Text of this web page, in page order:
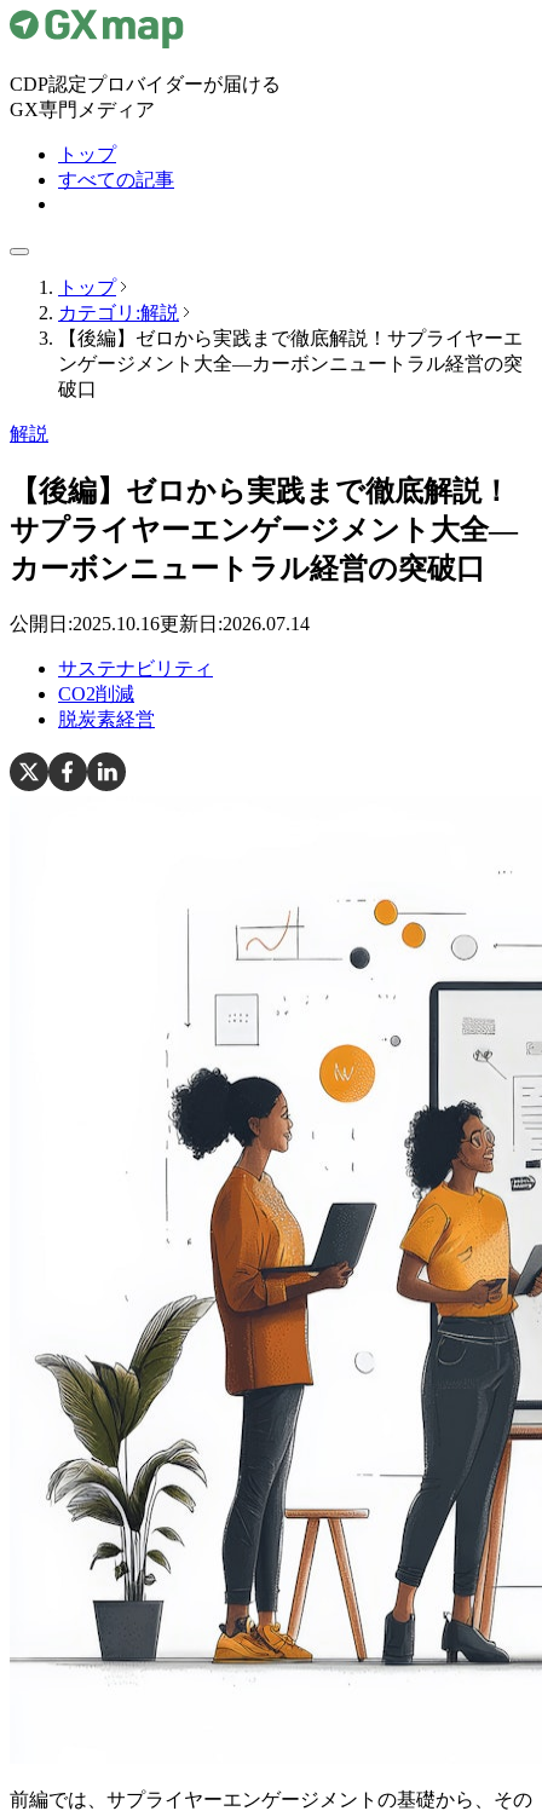
CDP認定プロバイダーが届ける
GX専門メディア
トップ
すべての記事
トップ
カテゴリ:解説
【後編】ゼロから実践まで徹底解説！サプライヤーエ
ンゲージメント大全—カーボンニュートラル経営の突
破口
解説
【後編】ゼロから実践まで徹底解説！
サプライヤーエンゲージメント大全—
カーボンニュートラル経営の突破口
公開日:2025.10.16更新日:2026.07.14
サステナビリティ
CO2削減
脱炭素経営
前編では、サプライヤーエンゲージメントの基礎から、その